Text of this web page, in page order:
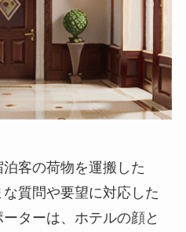
客の荷物を運搬した
質問や要望に対応した
ターは、ホテルの顔と